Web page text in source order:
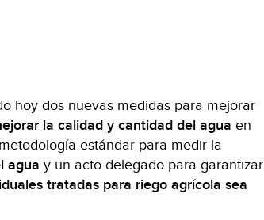
hoy dos nuevas medidas para mejorar
la calidad y cantidad del agua en
estándar para medir la
agua y un acto delegado para garantizar
tratadas para riego agrícola sea